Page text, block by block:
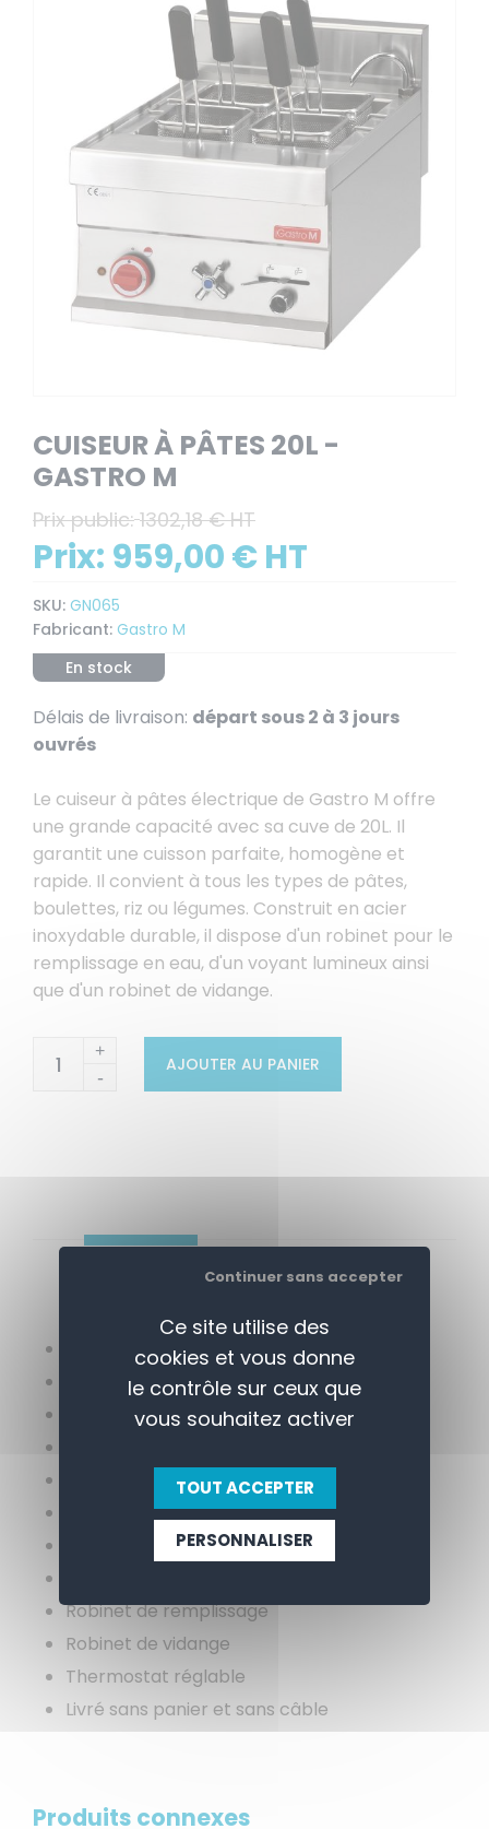
CUISEUR À PÂTES 20L -
GASTRO M
Prix public: 1302,18 € HT
Prix: 959,00 € HT
SKU: GN065
Fabricant: Gastro M
En stock
Délais de livraison: départ sous 2 à 3 jours
ouvrés
Le cuiseur à pâtes électrique de Gastro M offre
une grande capacité avec sa cuve de 20L. Il
garantit une cuisson parfaite, homogène et
rapide. Il convient à tous les types de pâtes,
boulettes, riz ou légumes. Construit en acier
inoxydable durable, il dispose d'un robinet pour le
remplissage en eau, d'un voyant lumineux ainsi
que d'un robinet de vidange.
+
-
AJOUTER AU PANIER
CONTACTEZ-NOUS
Capacité: 20 L
Dimensions: 280(H) x 400(L) x 650(P) mm
Installation par un spécialiste requise
Puissance: 6kW
Alimentation: 400V
Robinet de remplissage
Robinet de vidange
Thermostat réglable
Livré sans panier et sans câble
Produits connexes
Ce site utilise des
cookies et vous donne
le contrôle sur ceux que
vous souhaitez activer
TOUT ACCEPTER
Continuer sans accepter
PERSONNALISER